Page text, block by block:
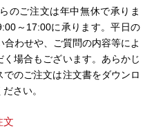
のご注文は年中無休で承りま
～17:00に承ります。平日の
わせや、ご質問の内容等によ
場合もございます。あらかじ
のご注文は注文書をダウンロ
さい。
文